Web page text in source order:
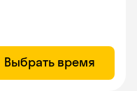
Выбрать время